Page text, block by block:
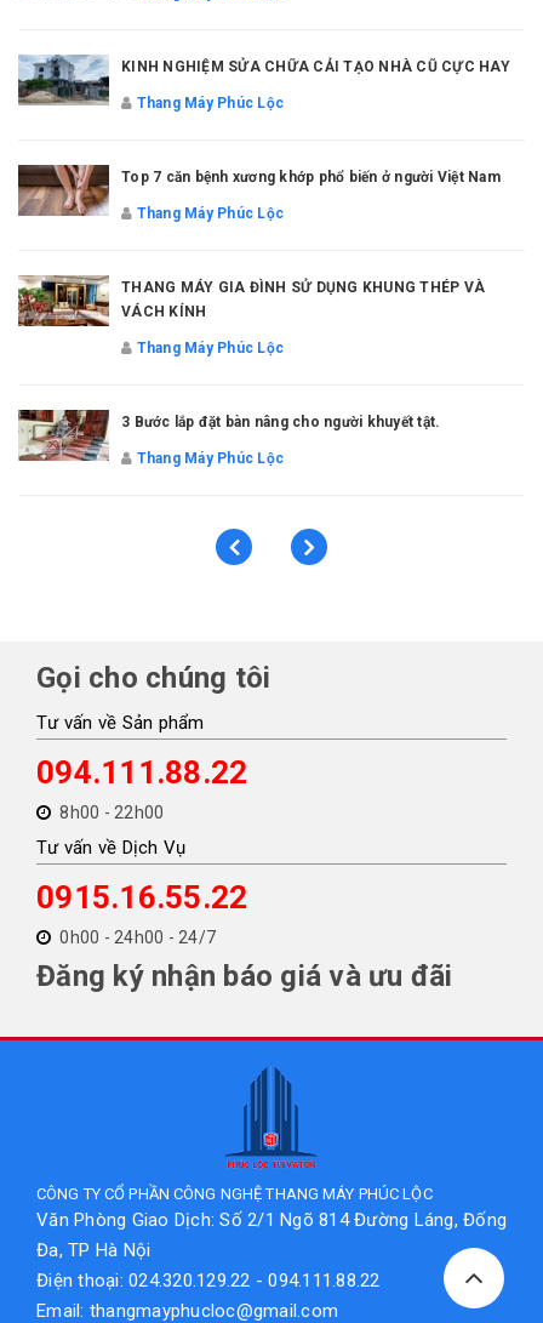
KINH NGHIỆM SỬA CHỮA CẢI TẠO NHÀ CŨ CỰC HAY
Thang Máy Phúc Lộc
Top 7 căn bệnh xương khớp phổ biến ở người Việt Nam
Thang Máy Phúc Lộc
THANG MÁY GIA ĐÌNH SỬ DỤNG KHUNG THÉP VÀ
VÁCH KÍNH
Thang Máy Phúc Lộc
3 Bước lắp đặt bàn nâng cho người khuyết tật.
Thang Máy Phúc Lộc
Gọi cho chúng tôi
Tư vấn về Sản phẩm
094.111.88.22
8h00 - 22h00
Tư vấn về Dịch Vụ
0915.16.55.22
0h00 - 24h00 - 24/7
Đăng ký nhận báo giá và ưu đãi
CÔNG TY CỔ PHẦN CÔNG NGHỆ THANG MÁY PHÚC LỘC
Văn Phòng Giao Dịch: Số 2/1 Ngõ 814 Đường Láng, Đống
Đa, TP Hà Nội
Điện thoại: 024.320.129.22 - 094.111.88.22
Email: thangmayphucloc@gmail.com